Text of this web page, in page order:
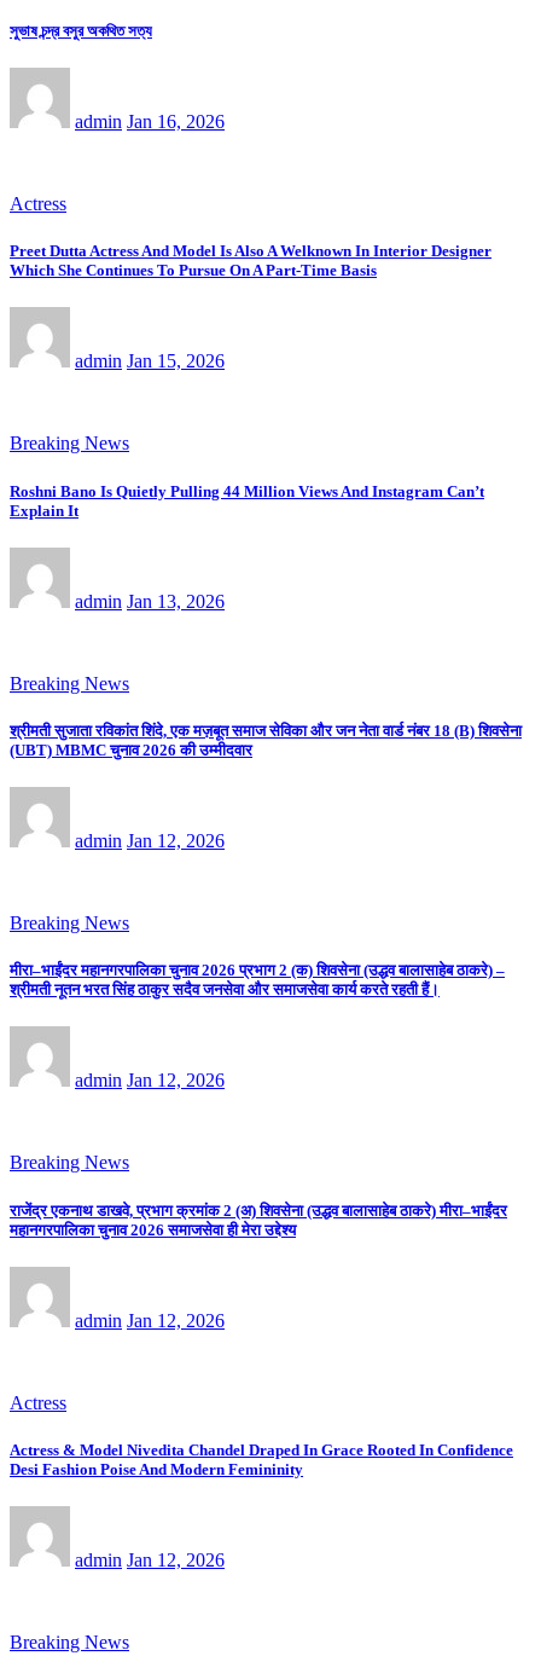
সুভাষ চন্দ্র বসুর অকথিত সত্য
admin Jan 16, 2026
Actress
Preet Dutta Actress And Model Is Also A Welknown In Interior Designer
Which She Continues To Pursue On A Part-Time Basis
admin Jan 15, 2026
Breaking News
Roshni Bano Is Quietly Pulling 44 Million Views And Instagram Can’t
Explain It
admin Jan 13, 2026
Breaking News
श्रीमती सुजाता रविकांत शिंदे, एक मज़बूत समाज सेविका और जन नेता वार्ड नंबर 18 (B) शिवसेना
(UBT) MBMC चुनाव 2026 की उम्मीदवार
admin Jan 12, 2026
Breaking News
मीरा–भाईंदर महानगरपालिका चुनाव 2026 प्रभाग 2 (क) शिवसेना (उद्धव बालासाहेब ठाकरे) –
श्रीमती नूतन भरत सिंह ठाकुर सदैव जनसेवा और समाजसेवा कार्य करते रहती हैं।
admin Jan 12, 2026
Breaking News
राजेंद्र एकनाथ डाखवे, प्रभाग क्रमांक 2 (अ) शिवसेना (उद्धव बालासाहेब ठाकरे) मीरा–भाईंदर
महानगरपालिका चुनाव 2026 समाजसेवा ही मेरा उद्देश्य
admin Jan 12, 2026
Actress
Actress & Model Nivedita Chandel Draped In Grace Rooted In Confidence
Desi Fashion Poise And Modern Femininity
admin Jan 12, 2026
Breaking News